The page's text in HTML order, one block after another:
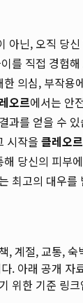
아닌, 오직 당
를 직접 경험
의심, 부작용
오르에서는 안
과를 얻을 수
시작을 클레오
당신의 피부
최고의 대우를
, 계절, 교통, 숙
. 아래 공개 자
위한 기준 링